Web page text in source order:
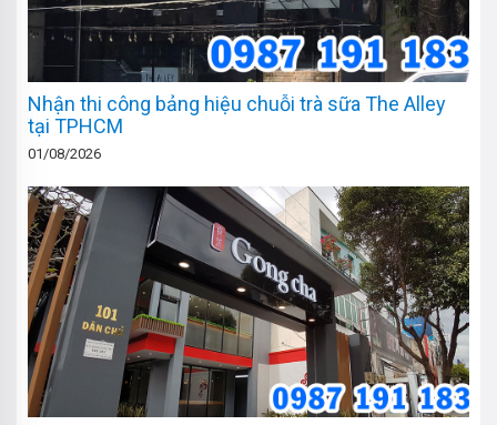
Nhận thi công bảng hiệu chuỗi trà sữa The Alley
tại TPHCM
01/08/2026